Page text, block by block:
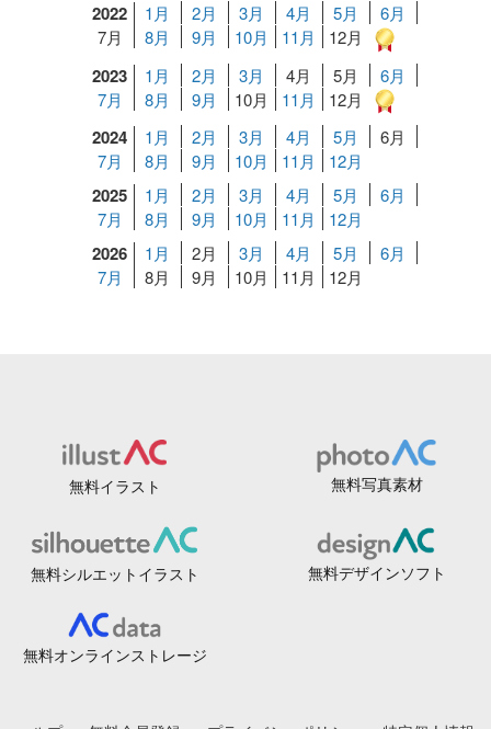
2022 1月 2月 3月 4月 5月
6月
7月
8月 9月 10月 11月 12月
2023 1月 2月 3月 4月 5月
6月
7月
8月 9月 10月 11月 12月
2024 1月 2月 3月 4月 5月
6月
7月
8月 9月 10月 11月 12月
2025 1月 2月 3月 4月 5月
6月
7月
8月 9月 10月 11月 12月
2026 1月 2月 3月 4月 5月
6月
7月
8月 9月 10月 11月 12月
無料イラスト 無料写真素材
無料シルエットイラスト 無料デザインソフト
無料オンラインストレージ